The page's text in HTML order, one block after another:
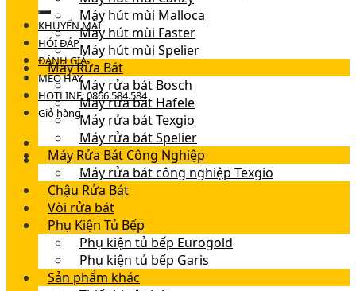
KHUYẾN MÃI
HỎI ĐÁP
ĐÁNH GIÁ
MẸO HAY
HOTLINE: 0866.584.584
Giỏ hàng
Máy hút mùi Malloca
Máy hút mùi Faster
Máy hút mùi Spelier
Máy Rửa Bát
Máy rửa bát Bosch
Máy rửa bát Hafele
Máy rửa bát Texgio
Máy rửa bát Spelier
Máy Rửa Bát Công Nghiệp
Máy rửa bát công nghiệp Texgio
Chậu Rửa Bát
Vòi rửa bát
Phụ Kiện Tủ Bếp
Phụ kiện tủ bếp Eurogold
Phụ kiện tủ bếp Garis
Sản phẩm khác